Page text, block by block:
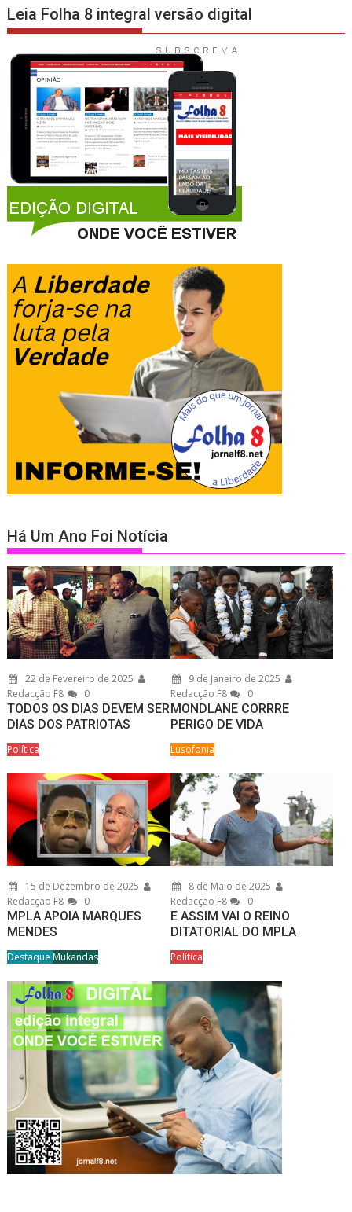
Leia Folha 8 integral versão digital
Há Um Ano Foi Notícia
22 de Fevereiro de 2025
Redacção F8
0
TODOS OS DIAS DEVEM SER
DIAS DOS PATRIOTAS
Política
9 de Janeiro de 2025
Redacção F8
0
MONDLANE CORRRE
PERIGO DE VIDA
Lusofonia
15 de Dezembro de 2025
Redacção F8
0
MPLA APOIA MARQUES
MENDES
Destaque Mukandas
8 de Maio de 2025
Redacção F8
0
E ASSIM VAI O REINO
DITATORIAL DO MPLA
Política